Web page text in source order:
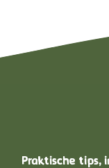
Praktische tips,